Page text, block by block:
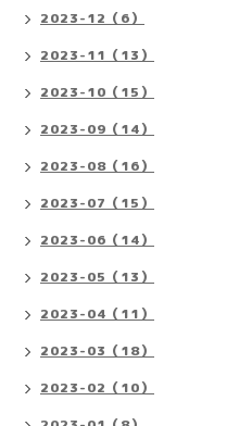
2023-12（6）
2023-11（13）
2023-10（15）
2023-09（14）
2023-08（16）
2023-07（15）
2023-06（14）
2023-05（13）
2023-04（11）
2023-03（18）
2023-02（10）